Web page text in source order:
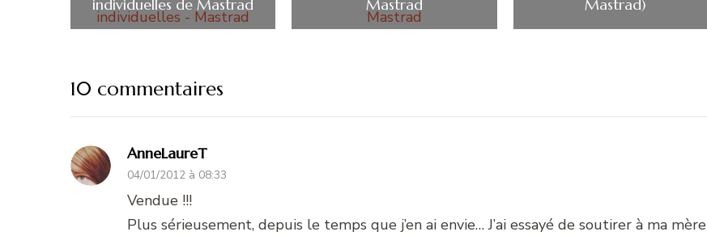
individuelles de Mastrad
Mastrad
Mastrad)
10 commentaires
AnneLaureT
04/01/2012 à 08:33
Vendue !!!
Plus sérieusement, depuis le temps que j’en ai envie… J’ai essayé de soutirer à ma mère